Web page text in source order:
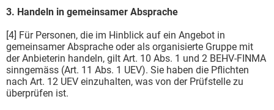
3. Handeln in gemeinsamer Absprache
[4] Für Personen, die im Hinblick auf ein Angebot in
gemeinsamer Absprache oder als organisierte Gruppe mit
der Anbieterin handeln, gilt Art. 10 Abs. 1 und 2 BEHV-FINMA
sinngemäss (Art. 11 Abs. 1 UEV). Sie haben die Pflichten
nach Art. 12 UEV einzuhalten, was von der Prüfstelle zu
überprüfen ist.